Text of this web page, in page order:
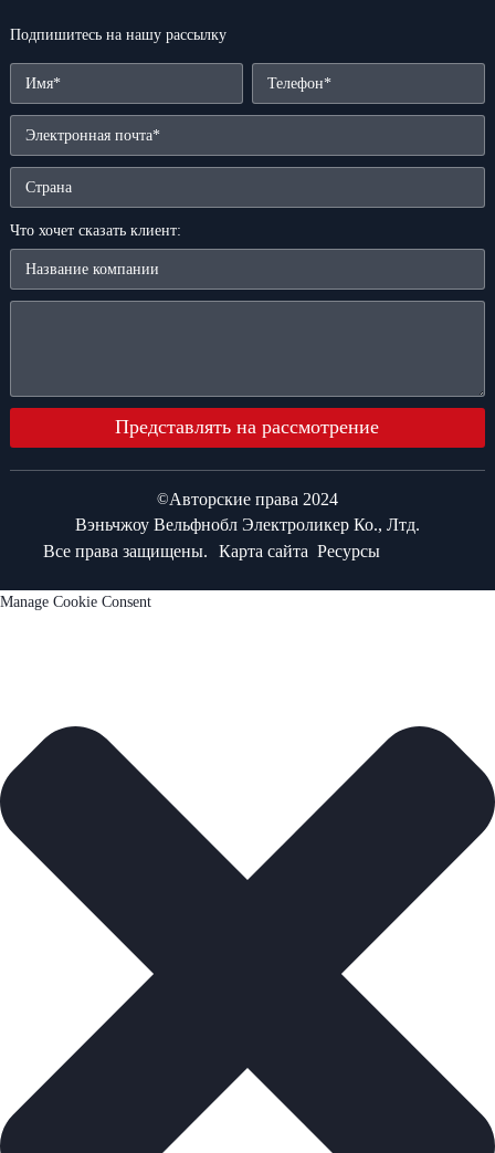
Подпишитесь на нашу рассылку
Что хочет сказать клиент:
Представлять на рассмотрение
©Авторские права 2024
Вэньчжоу Вельфнобл Электроликер Ко., Лтд.
Все права защищены.
Карта сайта Ресурсы
Manage Cookie Consent